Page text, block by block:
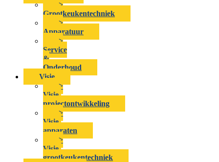
>
Grootkeukentechniek
>
Apparatuur
>
Service
&
Onderhoud
Visie
>
Visie-
projectontwikkeling
>
Visie-
apparaten
>
Visie-
grootkeukentechniek